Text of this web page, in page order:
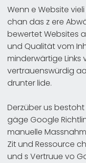
Wenn e Website
chan das z ere
bewertet Websites
und Qualität vom
minderwärtige Links
vertrauenswürdig
drunter lide.
Derzüber us
gäge Google
manuelle
Zit und Ressource
und s Vertruue vo